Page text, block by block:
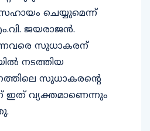
സഹായം ചെയ്യുമെന്ന്
ജയരാജൻ.
സുധാകരന്
നടത്തിയ
സുധാകരന്‍റെ
ഇത് വ്യക്തമാണെന്നും